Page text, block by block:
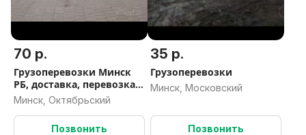
70 р.
Грузоперевозки Минск
РБ, доставка, перевозка
мотохники,заезд в
паркинги, вывоз мусора
Минск, Октябрьский
Позвонить
35 р.
Грузоперевозки
Минск, Московский
Позвонить